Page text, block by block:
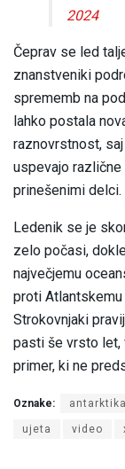
2024
Čeprav se led
znanstveniki
sprememb na
lahko postala
raznovrstnost,
uspevajo
prinešenimi delci.
Ledenik se je
zelo počasi,
največjemu
proti
Strokovnjaki
pasti še vrsto let,
primer, ki ne
Oznake: antarktika
ujeta video